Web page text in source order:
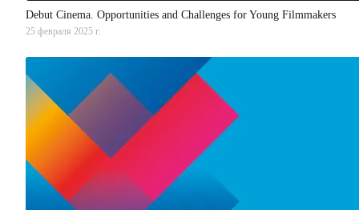
Debut Cinema. Opportunities and Challenges for Young Filmmakers
25 февраля 2025 г.